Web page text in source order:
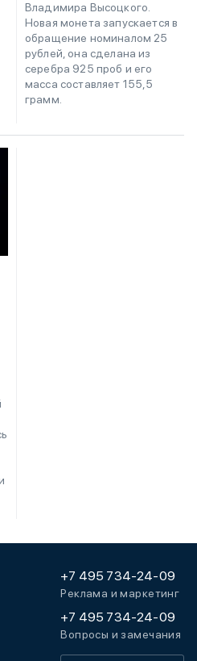
Владимира Высоцкого.
Новая монета запускается в
обращение номиналом 25
рублей, она сделана из
серебра 925 проб и его
масса составляет 155,5
грамм.
+7 495 734-24-09
Реклама и маркетинг
+7 495 734-24-09
Вопросы и замечания